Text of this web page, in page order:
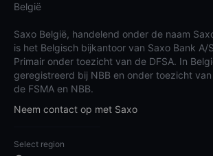
België
Saxo België, handelend onder de naam
is het Belgisch bijkantoor van Saxo Bank A/
Primair onder toezicht van de DFSA. In
geregistreerd bij NBB en onder toezicht van
de FSMA en NBB.
Neem contact op met Saxo
Select region